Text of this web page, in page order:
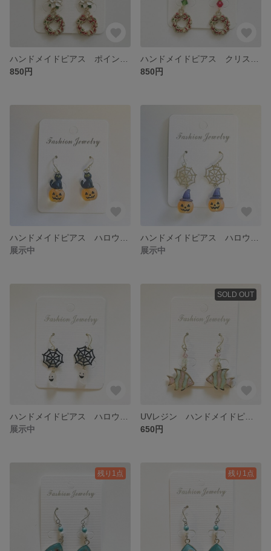
850円
850円
展示中
展示中
展示中
SOLD OUT
650円
残り1点 残り1点